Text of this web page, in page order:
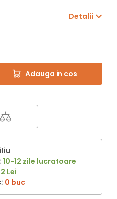
Detalii
Adauga in cos
10-12 zile lucratoare
Lei
0 buc